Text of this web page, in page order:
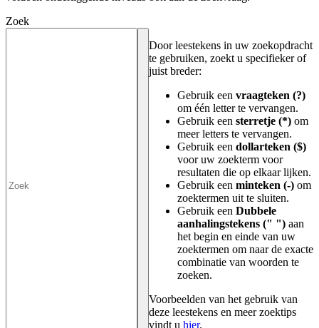
Zoek
Door leestekens in uw zoekopdracht
te gebruiken, zoekt u specifieker of
juist breder:
Gebruik een vraagteken (?)
om één letter te vervangen.
Gebruik een sterretje (*) om
meer letters te vervangen.
Gebruik een dollarteken ($)
voor uw zoekterm voor
resultaten die op elkaar lijken.
Gebruik een minteken (-) om
zoektermen uit te sluiten.
Gebruik een Dubbele
aanhalingstekens (" ") aan
het begin en einde van uw
zoektermen om naar de exacte
combinatie van woorden te
zoeken.
Voorbeelden van het gebruik van
deze leestekens en meer zoektips
vindt u hier.